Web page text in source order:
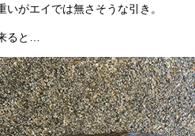
がエイでは無さそうな引き。
ると…